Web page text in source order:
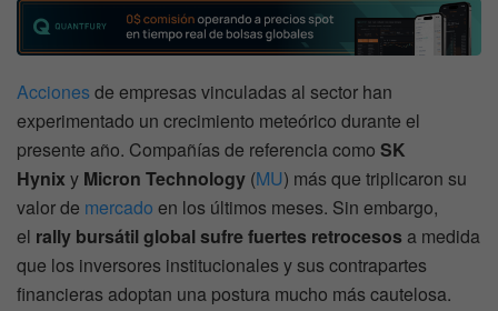
Accionesde empresas vinculadas al sector han
experimentado un crecimiento meteórico durante el
presente año. Compañías de referencia como SK
Hynix y Micron Technology (MU) más que triplicaron su
valor de mercado en los últimos meses. Sin embargo,
el rally bursátil global sufre fuertes retrocesos a medida
que los inversores institucionales y sus contrapartes
financieras adoptan una postura mucho más cautelosa.